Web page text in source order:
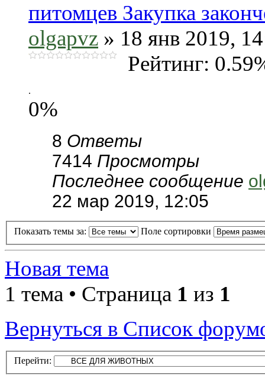
питомцев Закупка
olgapvz » 18 янв 2019,
Рейтинг:
.
0%
8 Ответы
7414 Просмотры
Последнее сообщение
22 мар 2019, 12:05
Показать темы за: Поле сортировки
Новая тема
1 тема • Страница 1 из 1
Вернуться в Список
Перейти: